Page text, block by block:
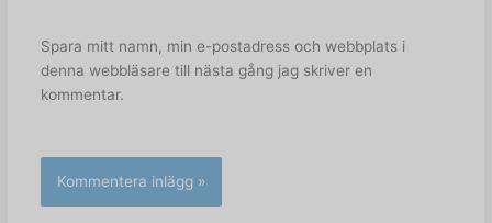
Spara mitt namn, min e-postadress och webbplats i
denna webbläsare till nästa gång jag skriver en
kommentar.